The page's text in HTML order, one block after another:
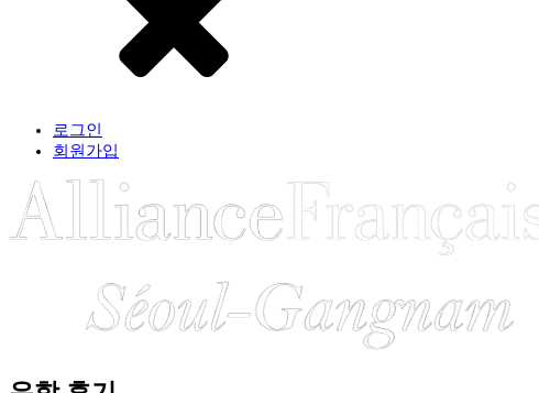
로그인
회원가입